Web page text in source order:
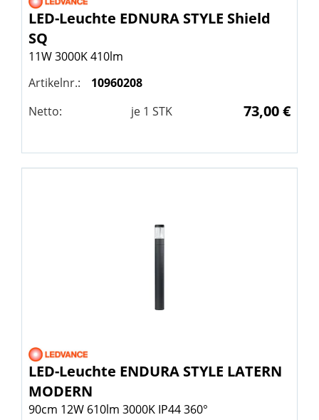
LED-Leuchte EDNURA STYLE Shield
SQ
11W 3000K 410lm
Artikelnr.:
10960208
Netto:
je 1 STK 73,00 €
LED-Leuchte ENDURA STYLE LATERN
MODERN
90cm 12W 610lm 3000K IP44 360°